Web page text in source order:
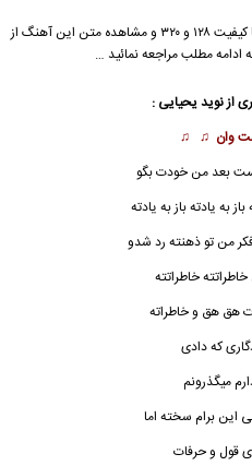
با کیفیت ۱۲۸ و ۳۲۰ و مشاهده متن این آهنگ از
مطلب مراجعه نمائید …
ازنوید یحیایی :
وان ♫ ♫
بعد من خودت بگو
به یادته باز به یادته
من تو ذهنته رد شدو
خاطراتته
هق هق و خاطراته
که دادی
میگذرونم
این برام سخته اما
قول و حرفات